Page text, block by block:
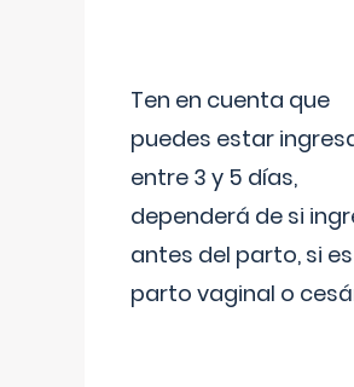
Ten en cuenta que
puedes estar
entre 3 y 5 días,
dependerá de si
antes del parto, si es
parto vaginal o